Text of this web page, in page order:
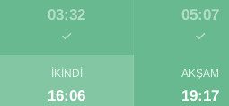
03:32 05:07
İKINDI
16:06
AKŞAM
19:17